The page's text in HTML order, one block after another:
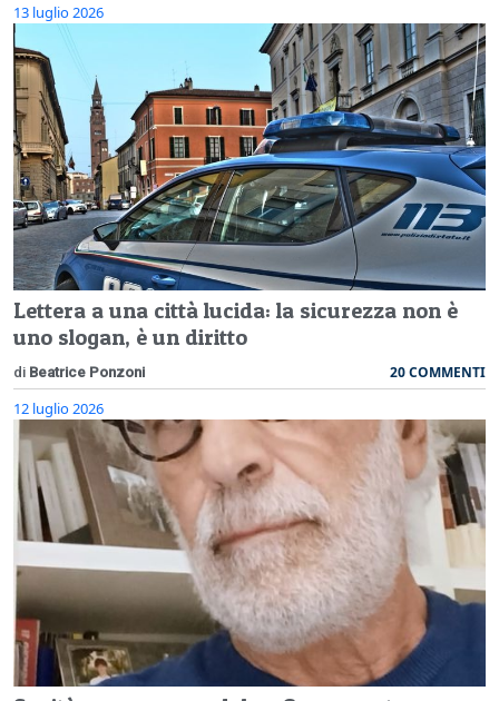
13 luglio 2026
Lettera a una città lucida: la sicurezza non è
uno slogan, è un diritto
di Beatrice Ponzoni 20 COMMENTI
12 luglio 2026